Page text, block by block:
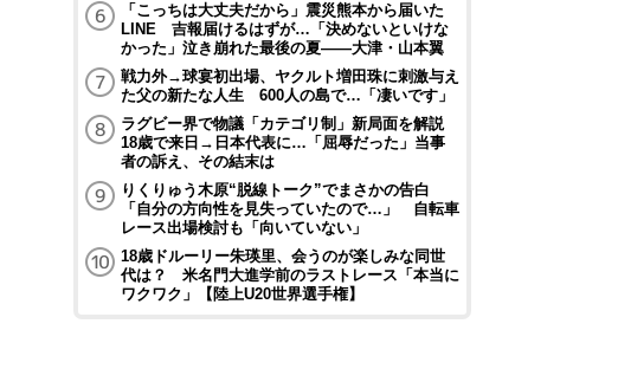
「こっちは大丈夫だから」震災熊本から届いた
LINE 吉報届けるはずが…「決めないといけな
かった」泣き崩れた最後の夏――大津・山本翼
戦力外→球宴初出場、ヤクルト増田珠に刺激与え
た父の新たな人生 600人の島で…「凄いです」
ラグビー界で物議「カテゴリ制」新局面を解説
18歳で来日→日本代表に…「屈辱だった」当事
者の訴え、その結末は
りくりゅう木原“脱線トーク”でまさかの告白
「自分の方向性を見失っていたので…」 自転車
レース出場検討も「向いていない」
18歳ドルーリー朱瑛里、会うのが楽しみな同世
代は？ 米名門大進学前のラストレース「本当に
ワクワク」【陸上U20世界選手権】